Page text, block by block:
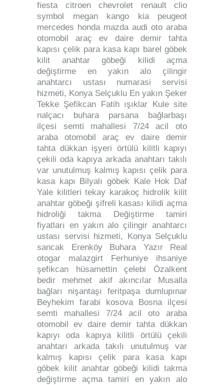
fiesta citroen chevrolet renault clio
symbol megan kango kia peugeot
mercedes honda mazda audi oto araba
otomobil araç ev daire demir tahta
kapısı çelik para kasa kapı barel göbek
kilit anahtar göbeği kilidi açma
değiştirme en yakın alo çilingir
anahtarcı ustası numarasi servisi
hizmeti, Konya Selçuklu En yakın Şeker
Tekke Şefikcan Fatih ışıklar Kule site
nalçacı buhara parsana bağlarbaşı
ilçesi semti mahallesi 7/24 acil oto
araba otomobil araç ev daire demir
tahta dükkan işyeri örtülü kilitli kapıyı
çekili oda kapıya arkada anahtarı takılı
var unutulmuş kalmış kapısı çelik para
kasa kapı Bilyalı göbek Kale Hok Daf
Yale kilitleri tekay karakoç hidrolik kilit
anahtar göbeği şifreli kasası kilidi açma
hidroliği takma Değiştirme tamiri
fiyatları en yakın alo çilingir anahtarcı
ustası servisi hizmeti, Konya Selçuklu
sancak Erenköy Buhara Yazır Real
otogar malazgirt Ferhuniye ihsaniye
şefikcan hüsamettin çelebi Özalkent
bedir mehmet akif akıncılar Musalla
bağları nişantaşı feritpaşa dumlupınar
Beyhekim farabi kosova Bosna ilçesi
semti mahallesi 7/24 acil oto araba
otomobil ev daire demir tahta dükkan
kapıyı oda kapıya kilitli örtülü çekili
anahtarı arkada takılı unutulmuş var
kalmış kapısı çelik para kasa kapı
göbek kilit anahtar göbeği kilidi takma
değiştirme açma tamiri en yakın alo